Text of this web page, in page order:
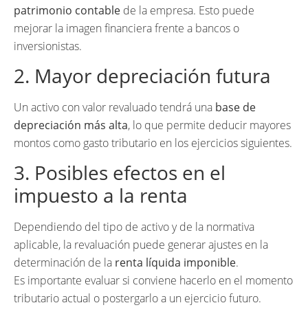
patrimonio contable de la empresa. Esto puede
mejorar la imagen financiera frente a bancos o
inversionistas.
2. Mayor depreciación futura
Un activo con valor revaluado tendrá una base de
depreciación más alta, lo que permite deducir mayores
montos como gasto tributario en los ejercicios siguientes.
3. Posibles efectos en el
impuesto a la renta
Dependiendo del tipo de activo y de la normativa
aplicable, la revaluación puede generar ajustes en la
determinación de la renta líquida imponible.
Es importante evaluar si conviene hacerlo en el momento
tributario actual o postergarlo a un ejercicio futuro.